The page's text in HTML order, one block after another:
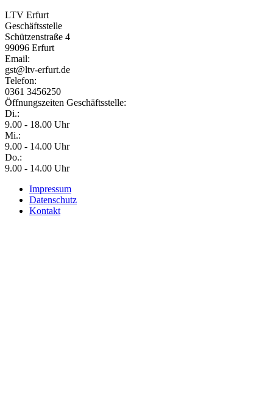
LTV Erfurt
Geschäftsstelle
Schützenstraße 4
99096 Erfurt
Email:
gst@ltv-erfurt.de
Telefon:
0361 3456250
Öffnungszeiten Geschäftsstelle:
Di.:
9.00 - 18.00 Uhr
Mi.:
9.00 - 14.00 Uhr
Do.:
9.00 - 14.00 Uhr
Impressum
Datenschutz
Kontakt